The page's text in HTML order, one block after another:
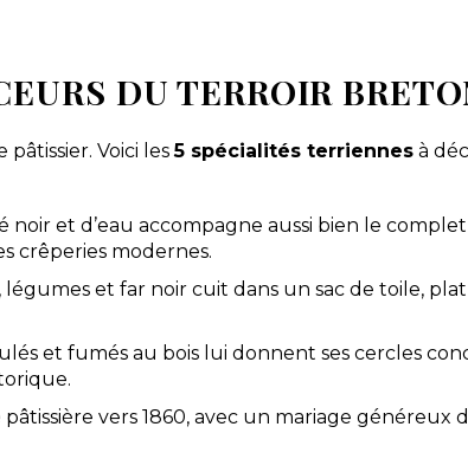
DU TERROIR
pâtissier. Voici les5 spécialités terriennes à
noir et d’eau accompagne aussi bien le
crêperies modernes.
et far noir cuit dans un sac de toile, plat
et fumés au bois lui donnent ses cercles
vers 1860, avec un mariage généreux